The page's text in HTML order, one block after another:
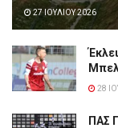
27 ΙΟΥΛΊΟΥ 2026
28
ΠΑΣ